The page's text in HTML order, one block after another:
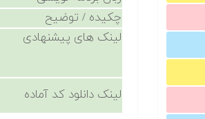
چکیده / توضیح
لینک های پیشنهادی
لینک دانلود کد آماده